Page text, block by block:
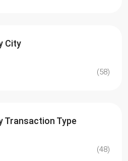
City
(58)
Transaction Type
(48)